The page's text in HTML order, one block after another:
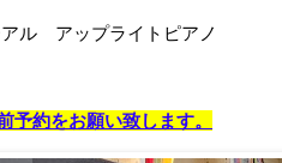
ル アップライトピアノ
予約をお願い致します。